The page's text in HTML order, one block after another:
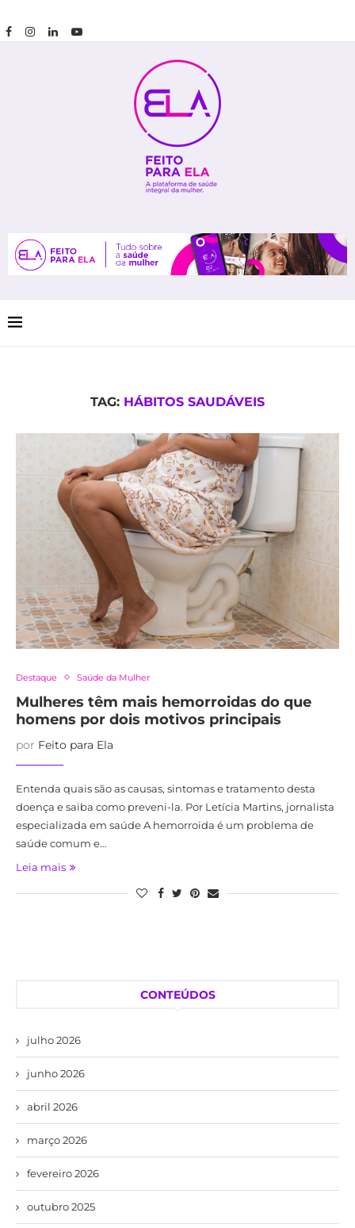
TAG: HÁBITOS SAUDÁVEIS
Destaque Saúde da Mulher
Mulheres têm mais hemorroidas do que
homens por dois motivos principais
por Feito para Ela
Entenda quais são as causas, sintomas e tratamento desta
doença e saiba como preveni-la. Por Letícia Martins, jornalista
especializada em saúde A hemorroida é um problema de
saúde comum e…
Leia mais
CONTEÚDOS
julho 2026
junho 2026
abril 2026
março 2026
fevereiro 2026
outubro 2025